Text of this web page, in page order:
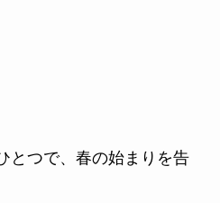
とつで、春の始まりを告